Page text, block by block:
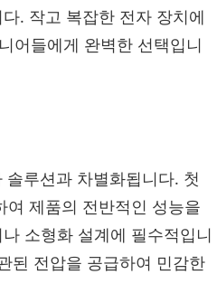
. 작고 복잡한 전자 장치에
어들에게 완벽한 선택입니
루션과 차별화됩니다. 첫
제품의 전반적인 성능을
소형화 설계에 필수적입니
된 전압을 공급하여 민감한